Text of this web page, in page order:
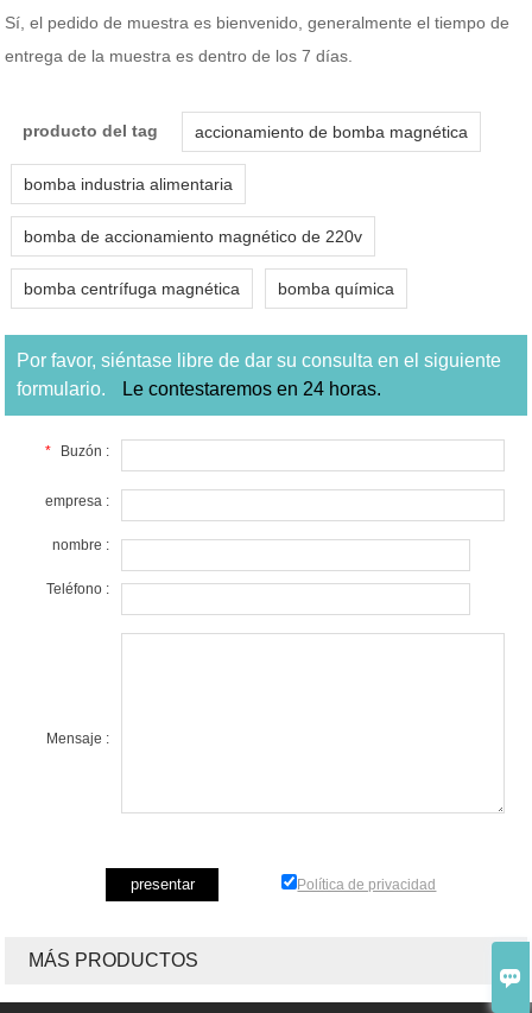

Sí, el pedido de muestra es bienvenido, generalmente el tiempo de
entrega de la muestra es dentro de los 7 días.
producto del tag accionamiento de bomba magnética
bomba industria alimentaria
bomba de accionamiento magnético de 220v
bomba centrífuga magnética bomba química
Por favor, siéntase libre de dar su consulta en el siguiente
formulario.
Le contestaremos en 24 horas.
* Buzón :
empresa :
nombre :
Teléfono :
Mensaje :
Política de privacidad
MÁS PRODUCTOS